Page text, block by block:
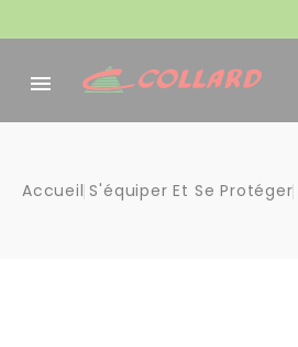

Accueil S'équiper Et Se Protéger